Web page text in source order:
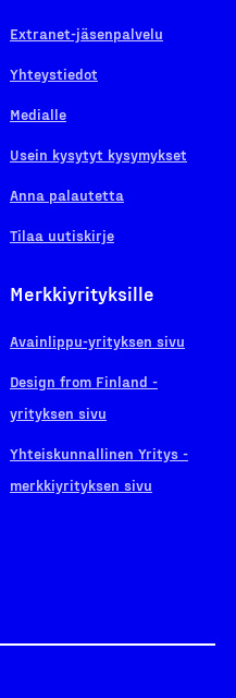
Extranet-jäsenpalvelu
Yhteystiedot
Medialle
Usein kysytyt kysymykset
Anna palautetta
Tilaa uutiskirje
Merkkiyrityksille
Avainlippu-yrityksen sivu
Design from Finland -
yrityksen sivu
Yhteiskunnallinen Yritys -
merkkiyrityksen sivu